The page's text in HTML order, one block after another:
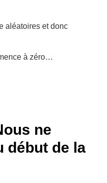
aléatoires et donc
à zéro…
ne
début de la